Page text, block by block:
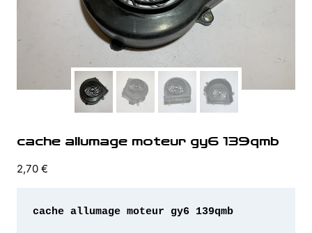
cache allumage moteur gy6 139qmb
2,70 €
cache allumage moteur gy6 139qmb